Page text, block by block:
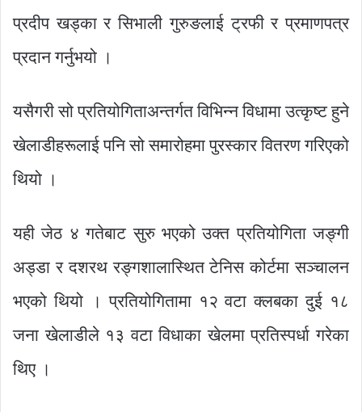
प्रदीप खड्का र सिभाली गुरुङलाई ट्रफी र प्रमाणपत्र
प्रदान गर्नुभयो ।
यसैगरी सो प्रतियोगिताअन्तर्गत विभिन्न विधामा उत्कृष्ट हुने
खेलाडीहरूलाई पनि सो समारोहमा पुरस्कार वितरण गरिएको
थियो ।
यही जेठ ४ गतेबाट सुरु भएको उक्त प्रतियोगिता जङ्गी
अड्डा र दशरथ रङ्गशालास्थित टेनिस कोर्टमा सञ्चालन
भएको थियो । प्रतियोगितामा १२ वटा क्लबका दुई १८
जना खेलाडीले १३ वटा विधाका खेलमा प्रतिस्पर्धा गरेका
थिए ।